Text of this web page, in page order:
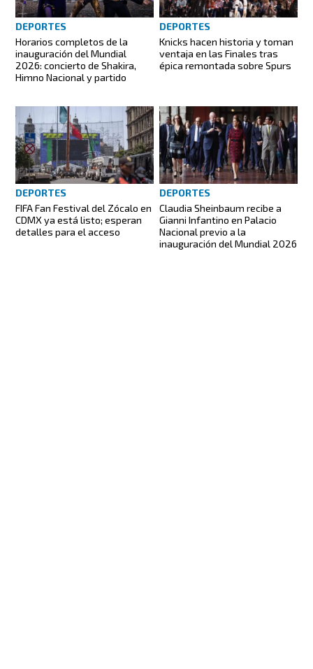
DEPORTES
Horarios completos de la
inauguración del Mundial
2026: concierto de Shakira,
Himno Nacional y partido
DEPORTES
Knicks hacen historia y toman
ventaja en las Finales tras
épica remontada sobre Spurs
DEPORTES
FIFA Fan Festival del Zócalo en
CDMX ya está listo; esperan
detalles para el acceso
DEPORTES
Claudia Sheinbaum recibe a
Gianni Infantino en Palacio
Nacional previo a la
inauguración del Mundial 2026